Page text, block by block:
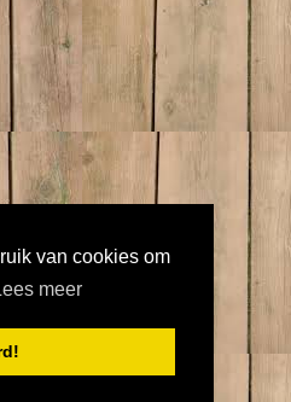
van cookies om
meer